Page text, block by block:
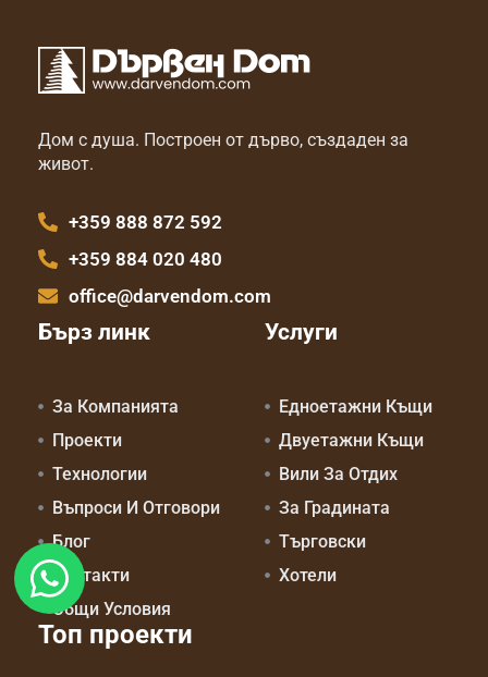
Дом с душа. Построен от дърво, създаден за
живот.
+359 888 872 592
+359 884 020 480
office@darvendom.com
Бърз линк
За Компанията
Проекти
Технологии
Въпроси И Отговори
Блог
Контакти
Общи Условия
Услуги
Едноетажни Къщи
Двуетажни Къщи
Вили За Отдих
За Градината
Търговски
Хотели
Топ проекти